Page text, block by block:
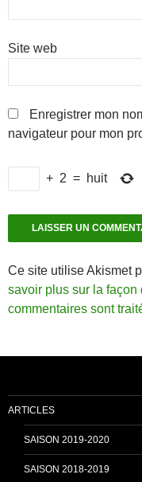
Site web
Enregistrer mon
navigateur pour mon
+ 2 = huit
Ce site utilise Akismet
savoir plus sur la
commentaires sont
ARTICLES
SAISON 2019-2020
SAISON 2018-2019